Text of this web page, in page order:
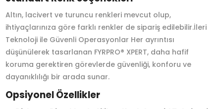
Altın, lacivert ve turuncu renkleri mevcut olup,
ihtiyaçlarınıza göre farklı renkler de sipariş edilebilir.İleri
Teknoloji ile Güvenli Operasyonlar Her ayrıntısı
düşünülerek tasarlanan FYRPRO® XPERT, daha hafif
koruma gerektiren görevlerde güvenliği, konforu ve
dayanıklılığı bir arada sunar.
Opsiyonel Özellikler